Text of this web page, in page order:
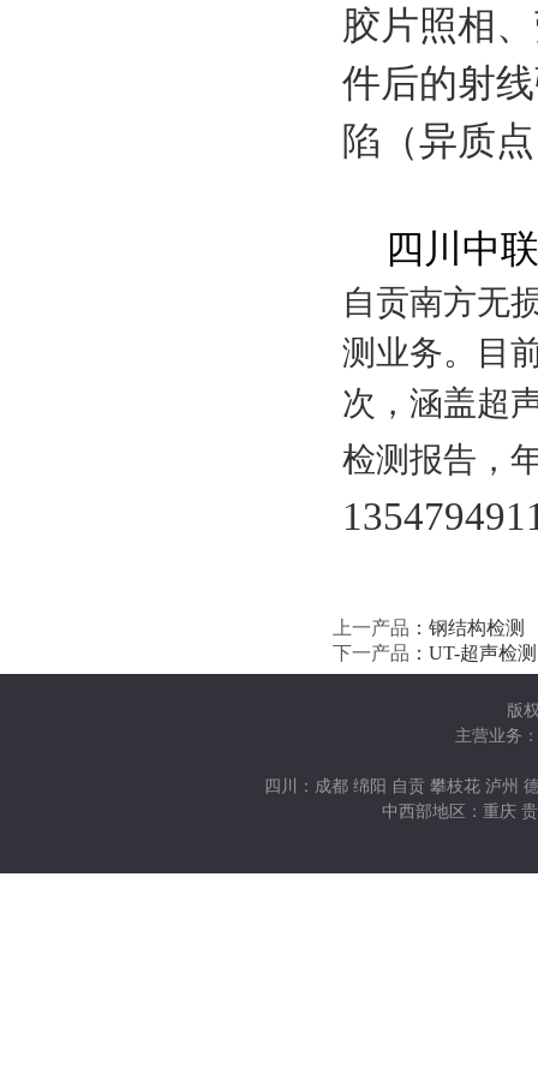
胶片照相
件后的射
陷（异质
四川中
自贡南方无
测业务。
目
次，涵盖超
检测报告，
上一产品 ： 钢结构检测
下一产品 ： UT-超声检测
版
主营业务
四川：成都 绵阳 自贡 攀枝花 泸州
中西部地区：重庆